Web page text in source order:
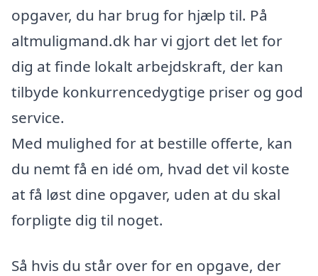
opgaver, du har brug for hjælp til. På
altmuligmand.dk har vi gjort det let for
dig at finde lokalt arbejdskraft, der kan
tilbyde konkurrencedygtige priser og god
service.
Med mulighed for at bestille offerte, kan
du nemt få en idé om, hvad det vil koste
at få løst dine opgaver, uden at du skal
forpligte dig til noget.
Så hvis du står over for en opgave, der